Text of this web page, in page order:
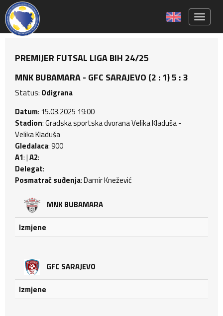
PREMIJER FUTSAL LIGA BIH 24/25
MNK BUBAMARA - GFC SARAJEVO (2 : 1) 5 : 3
Status: Odigrana
Datum: 15.03.2025 19:00
Stadion: Gradska sportska dvorana Velika Kladuša -
Velika Kladuša
Gledalaca: 900
A1: |A2:
Delegat:
Posmatrač suđenja: Damir Knežević
MNK BUBAMARA
Izmjene
GFC SARAJEVO
Izmjene